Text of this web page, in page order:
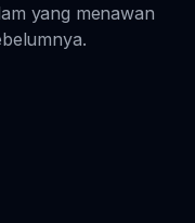
yang menawan